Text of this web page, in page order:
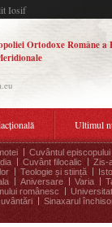
Iosif
Ortodoxe Române a
Ultimul
Cuvântul episcopului
Cuvânt filocalic
Zis-
Teologie și stiință
Aniversare Varia
românesc
Sinaxarul